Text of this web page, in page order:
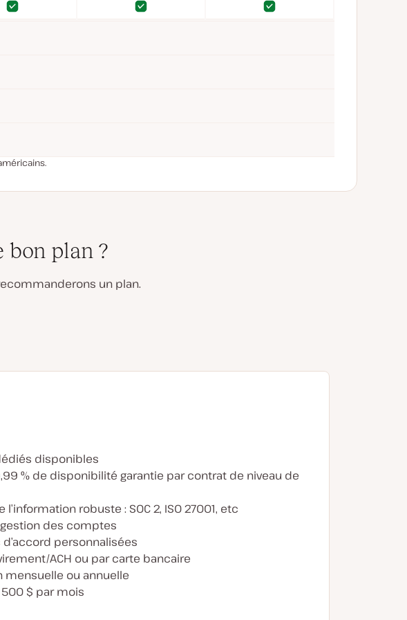
bon plan ?
un plan.
disponibles
% de disponibilité garantie par contrat de niveau de
l’information robuste : SOC 2, ISO 27001, etc
des comptes
personnalisées
ACH ou par carte bancaire
mensuelle ou annuelle
$ par mois